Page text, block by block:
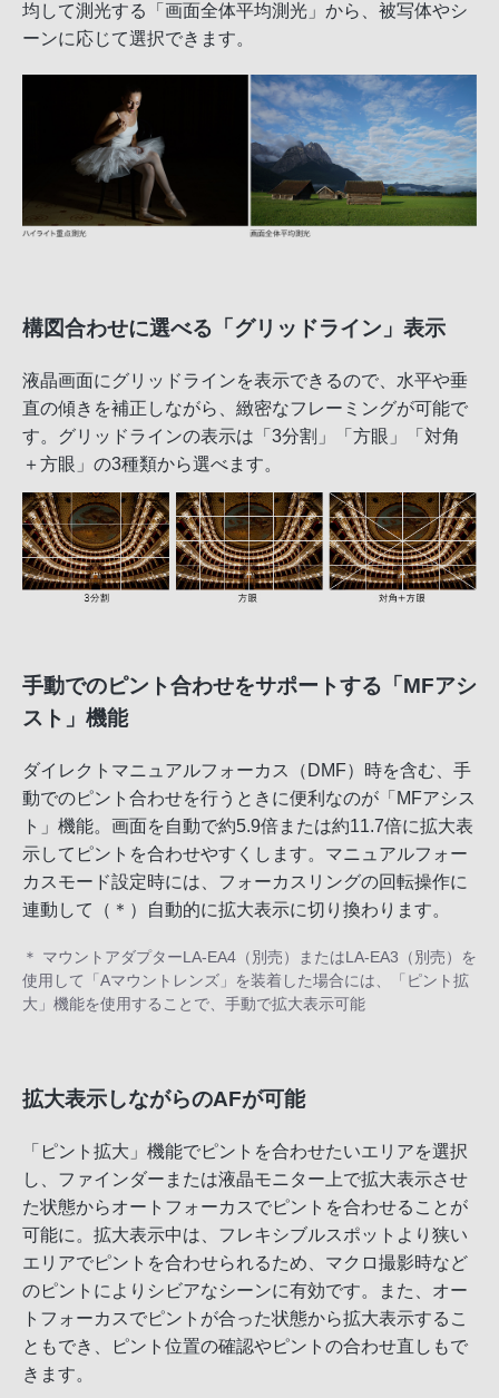
均して測光する「画面全体平均測光」から、被写体やシ
ーンに応じて選択できます。
構図合わせに選べる「グリッドライン」表示
液晶画面にグリッドラインを表示できるので、水平や垂
直の傾きを補正しながら、緻密なフレーミングが可能で
す。グリッドラインの表示は「3分割」「方眼」「対角
＋方眼」の3種類から選べます。
手動でのピント合わせをサポートする「MFアシ
スト」機能
ダイレクトマニュアルフォーカス（DMF）時を含む、手
動でのピント合わせを行うときに便利なのが「MFアシス
ト」機能。画面を自動で約5.9倍または約11.7倍に拡大表
示してピントを合わせやすくします。マニュアルフォー
カスモード設定時には、フォーカスリングの回転操作に
連動して（＊）自動的に拡大表示に切り換わります。
＊ マウントアダプターLA-EA4（別売）またはLA-EA3（別売）を
使用して「Aマウントレンズ」を装着した場合には、「ピント拡
大」機能を使用することで、手動で拡大表示可能
拡大表示しながらのAFが可能
「ピント拡大」機能でピントを合わせたいエリアを選択
し、ファインダーまたは液晶モニター上で拡大表示させ
た状態からオートフォーカスでピントを合わせることが
可能に。拡大表示中は、フレキシブルスポットより狭い
エリアでピントを合わせられるため、マクロ撮影時など
のピントによりシビアなシーンに有効です。また、オー
トフォーカスでピントが合った状態から拡大表示するこ
ともでき、ピント位置の確認やピントの合わせ直しもで
きます。